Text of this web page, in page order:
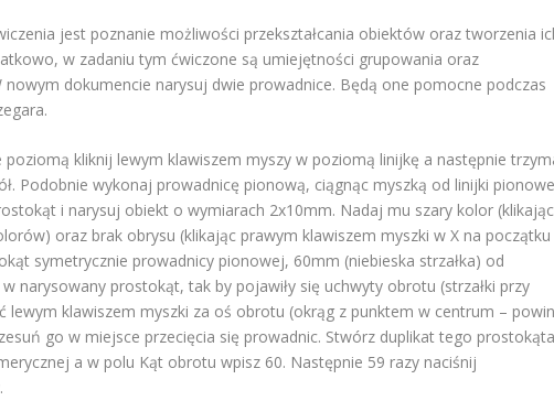
jest poznanie możliwości przekształcania obiektów oraz tworzenia
w zadaniu tym ćwiczone są umiejętności grupowania oraz
dokumencie narysuj dwie prowadnice. Będą one pomocne podczas
kliknij lewym klawiszem myszy w poziomą linijkę a następnie
Podobnie wykonaj prowadnicę pionową, ciągnąc myszką od linijki
i narysuj obiekt o wymiarach 2x10mm. Nadaj mu szary kolor (klikając
oraz brak obrysu (klikając prawym klawiszem myszki w X na początku
symetrycznie prowadnicy pionowej, 60mm (niebieska strzałka) od
narysowany prostokąt, tak by pojawiły się uchwyty obrotu (strzałki przy
lewym klawiszem myszki za oś obrotu (okrąg z punktem w centrum –
go w miejsce przecięcia się prowadnic. Stwórz duplikat tego
a w polu Kąt obrotu wpisz 60. Następnie 59 razy naciśnij